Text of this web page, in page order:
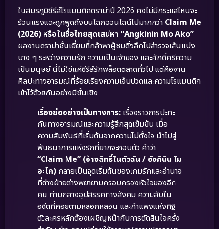
ในสมรภูมิซีรีส์โรแมนติกดราม่าปี 2026 คงไม่มีกระแสไหนจะ
ร้อนแรงและถูกพูดถึงบนโลกออนไลน์ไปมากกว่า Claim Me
(2026) หรือในชื่อไทยสุดเสน่หา “Angkinin Mo Ako”
ผลงานดราม่าชั้นเยี่ยมที่กล้าพาผู้ชมดิ่งลึกไปสำรวจเส้นแบ่ง
บาง ๆ ระหว่างความรัก ความเป็นเจ้าของ และศักดิ์ศรีความ
เป็นมนุษย์ นี่ไม่ใช่แค่ซีรีส์รักพล็อตตลาดทั่วไป แต่คืองาน
ศิลปะทางอารมณ์ที่ร้อยเรียงความเจ็บปวดและความโรแมนติก
เข้าไว้ด้วยกันอย่างมีชั้นเชิง
เรื่องย่ออย่างเป็นทางการ: เรื่องราวการปะทะ
กันทางอารมณ์และความรู้สึกสุดเข้มข้น เมื่อ
ความสัมพันธ์ที่เริ่มต้นจากความไม่ตั้งใจ นำไปสู่
พันธนาการแห่งรักที่ยากจะถอนตัว คำว่า
“Claim Me” (อ้างสิทธิ์ในตัวฉัน / อังคินิน โม
อะโก) กลายเป็นจุดเริ่มต้นของเกมรักและอำนาจ
ที่ต่างฝ่ายต่างพยายามครอบครองหัวใจของอีก
คน ท่ามกลางอุปสรรคทางสังคม ความลับใน
อดีตที่คอยตามหลอกหลอน และกำแพงแห่งทิฐิ
ตัวละครหลักต้องเผชิญหน้ากับการตัดสินใจครั้ง